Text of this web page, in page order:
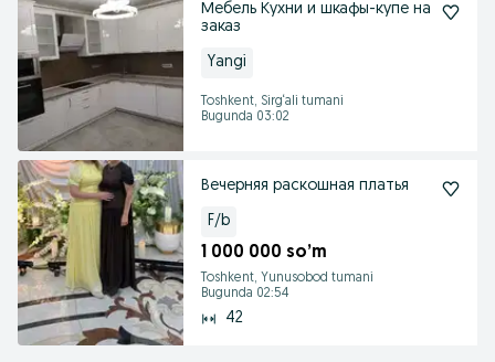
Мебель Кухни и шкафы-купе на
заказ
Yangi
Toshkent, Sirg‘ali tumani
Bugunda 03:02
Вечерняя раскошная платья
F/b
1 000 000 so’m
Toshkent, Yunusobod tumani
Bugunda 02:54
42